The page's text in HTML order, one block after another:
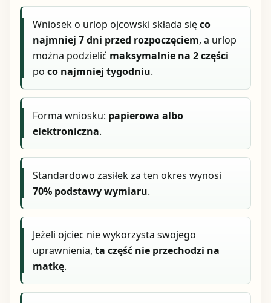
Wniosek o urlop ojcowski składa sięco
najmniej 7 dni przed rozpoczęciem, a urlop
można podzielić maksymalnie na 2 części
poco najmniej tygodniu.
Forma wniosku: papierowa albo
elektroniczna.
Standardowo zasiłek za ten okres wynosi
70% podstawy wymiaru.
Jeżeli ojciec nie wykorzysta swojego
uprawnienia,ta część nie przechodzi na
matkę.